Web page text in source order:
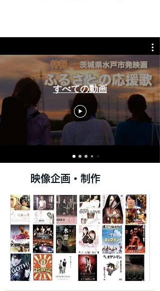
すべての動画
​映像企画・制​作